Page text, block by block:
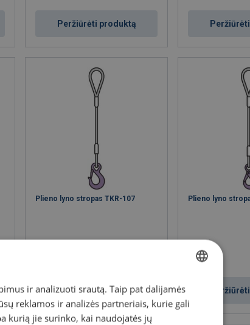
Peržiūrėti produktą
Plieno lyno stropas TKR-107
Peržiūrėti produktą
Plieno lyno
LITHUANIAN
ENGLISH TRANSLATION
ir analizuoti srautą. Taip pat dalijamės
reklamos ir analizės partneriais, kurie gali
kurią jie surinko, kai naudojatės jų